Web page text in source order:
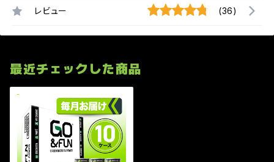
レビュー (36)
最近チェックした商品